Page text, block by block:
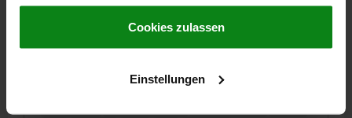
gesammelt haben.Cookie Richtlinien
Datenschutz|AGB
Cookies zulassen
Einstellungen
MATERIAL KOMPONENTE=STAHL